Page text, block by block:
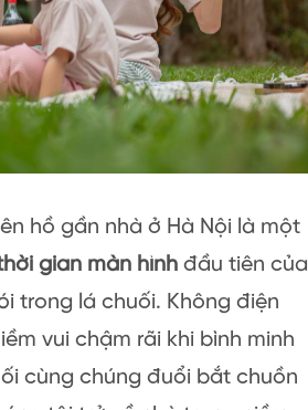
hồ gần nhà ở Hà Nội là một
gian màn hình đầu tiên của
trong lá chuối. Không điện
vui chậm rãi khi bình minh
cùng chúng đuổi bắt chuồn